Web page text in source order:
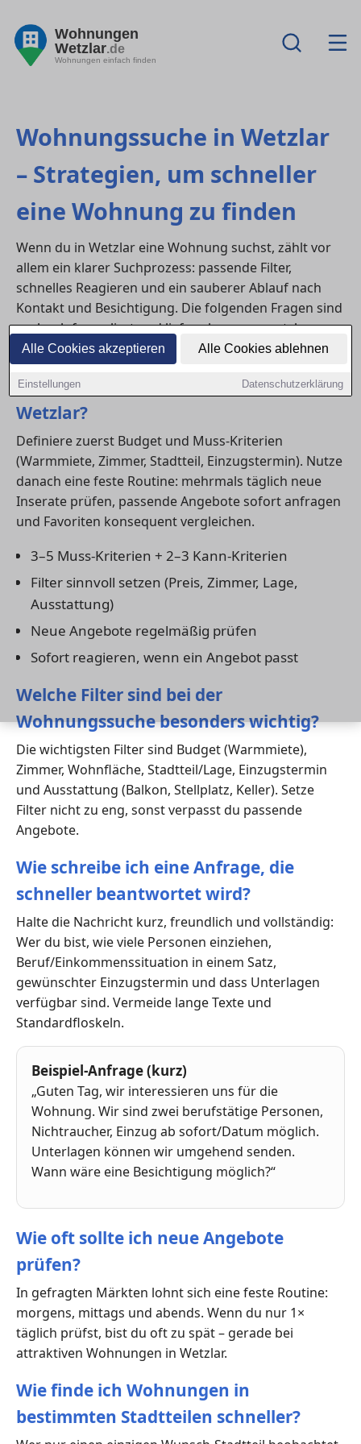
Alle Cookies akzeptieren Alle Cookies ablehnen
Einstellungen Datenschutzerklärung
Wohnungen
Wetzlar.de
Wohnungen einfach finden
Wohnungssuche in Wetzlar
– Strategien, um schneller
eine Wohnung zu finden
Wenn du in Wetzlar eine Wohnung suchst, zählt vor
allem ein klarer Suchprozess: passende Filter,
schnelles Reagieren und ein sauberer Ablauf nach
Kontakt und Besichtigung. Die folgenden Fragen sind
suchnah formuliert und liefern kurze, umsetzbare
Antworten.
Wie finde ich schnell eine Wohnung in
Wetzlar?
Definiere zuerst Budget und Muss-Kriterien
(Warmmiete, Zimmer, Stadtteil, Einzugstermin). Nutze
danach eine feste Routine: mehrmals täglich neue
Inserate prüfen, passende Angebote sofort anfragen
und Favoriten konsequent vergleichen.
3–5 Muss-Kriterien + 2–3 Kann-Kriterien
Filter sinnvoll setzen (Preis, Zimmer, Lage,
Ausstattung)
Neue Angebote regelmäßig prüfen
Sofort reagieren, wenn ein Angebot passt
Welche Filter sind bei der
Wohnungssuche besonders wichtig?
Die wichtigsten Filter sind Budget (Warmmiete),
Zimmer, Wohnfläche, Stadtteil/Lage, Einzugstermin
und Ausstattung (Balkon, Stellplatz, Keller). Setze
Filter nicht zu eng, sonst verpasst du passende
Angebote.
Wie schreibe ich eine Anfrage, die
schneller beantwortet wird?
Halte die Nachricht kurz, freundlich und vollständig:
Wer du bist, wie viele Personen einziehen,
Beruf/Einkommenssituation in einem Satz,
gewünschter Einzugstermin und dass Unterlagen
verfügbar sind. Vermeide lange Texte und
Standardfloskeln.
Beispiel-Anfrage (kurz)
„Guten Tag, wir interessieren uns für die
Wohnung. Wir sind zwei berufstätige Personen,
Nichtraucher, Einzug ab sofort/Datum möglich.
Unterlagen können wir umgehend senden.
Wann wäre eine Besichtigung möglich?“
Wie oft sollte ich neue Angebote
prüfen?
In gefragten Märkten lohnt sich eine feste Routine:
morgens, mittags und abends. Wenn du nur 1×
täglich prüfst, bist du oft zu spät – gerade bei
attraktiven Wohnungen in Wetzlar.
Wie finde ich Wohnungen in
bestimmten Stadtteilen schneller?